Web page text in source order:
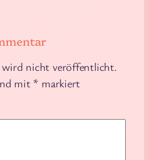
wird nicht veröffentlicht.
mit * markiert